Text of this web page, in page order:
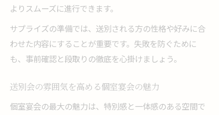
よりスムーズに進行できます。
サプライズの準備では、送別される方の性格や好みに合
わせた内容にすることが重要です。失敗を防ぐために
も、事前確認と段取りの徹底を心掛けましょう。
送別会の雰囲気を高める個室宴会の魅力
個室宴会の最大の魅力は、特別感と一体感のある空間で